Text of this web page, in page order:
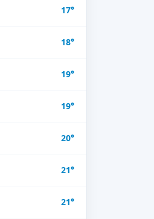
17°
18°
19°
19°
20°
21°
21°